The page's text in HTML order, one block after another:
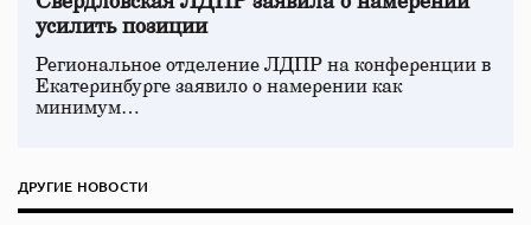
усилить позиции
Региональное отделение ЛДПР на конференции в
Екатеринбурге заявило о намерении как
минимум…
ДРУГИЕ НОВОСТИ